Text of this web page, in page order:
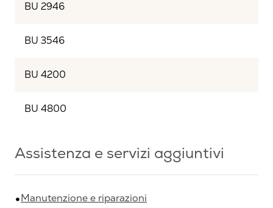
BU 2946
BU 3546
BU 4200
BU 4800
Assistenza e servizi aggiuntivi
Manutenzione e riparazioni